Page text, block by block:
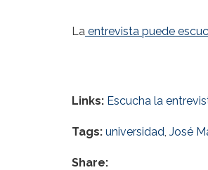
La entrevista puede
Links: Escucha la
Tags: universidad, José
Share: